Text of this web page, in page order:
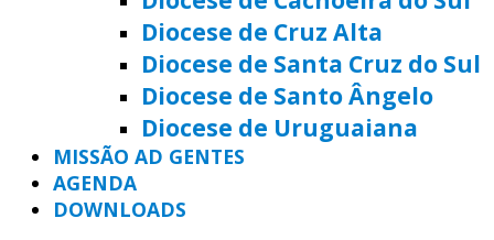
Diocese de Cruz Alta
Diocese de Santa Cruz do Sul
Diocese de Santo Ângelo
Diocese de Uruguaiana
MISSÃO AD GENTES
AGENDA
DOWNLOADS